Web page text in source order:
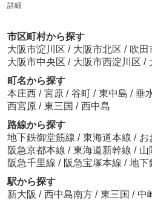
詳細
市区町村から探す
大阪市淀川区 / 大阪市北区 / 吹田
大阪市中央区 / 大阪市西淀川区 /
町名から探す
本庄西 / 宮原 / 谷町 / 東中島 / 垂
西宮原 / 東三国 / 西中島
路線から探す
地下鉄御堂筋線 / 東海道本線 / お
阪急京都本線 / 東海道新幹線 / 山
阪急千里線 / 阪急宝塚本線 / 地下
駅から探す
新大阪 / 西中島南方 / 東三国 / 中